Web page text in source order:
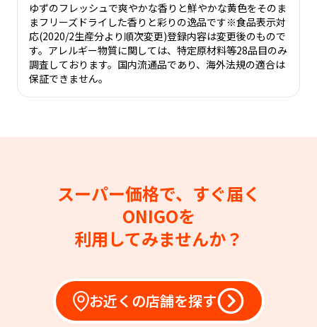
ゆずのフレッシュで爽やかな香りと鮮やかな黄色をそのま
まフリーズドライした香りと彩りの逸品です※食品表示対
応(2020/2生産分より順次変更)登録内容は変更後のもので
す。アレルギー物質に関しては、特定原材料等28品目のみ
調査しております。国内流通品であり、海外法規の適合は
保証できません。
スーパー価格で、すぐ届く
ONIGOを
利用してみませんか？
お近くの店舗を探す